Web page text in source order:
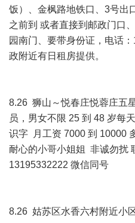
饭）、金枫路地铁口、3号出
之前到 或者直接到邮政门口
园南门、要带身份证，电话
政附近有日租房提供。
8.26 狮山～悦春庄悦蓉庄五
员，男女不限 25 到 48 岁每
识字 月工资 7000 到 10000
耐心的小哥小姐姐 非诚勿扰
13195332222 微信同号
8.26 姑苏区水香六村附近小